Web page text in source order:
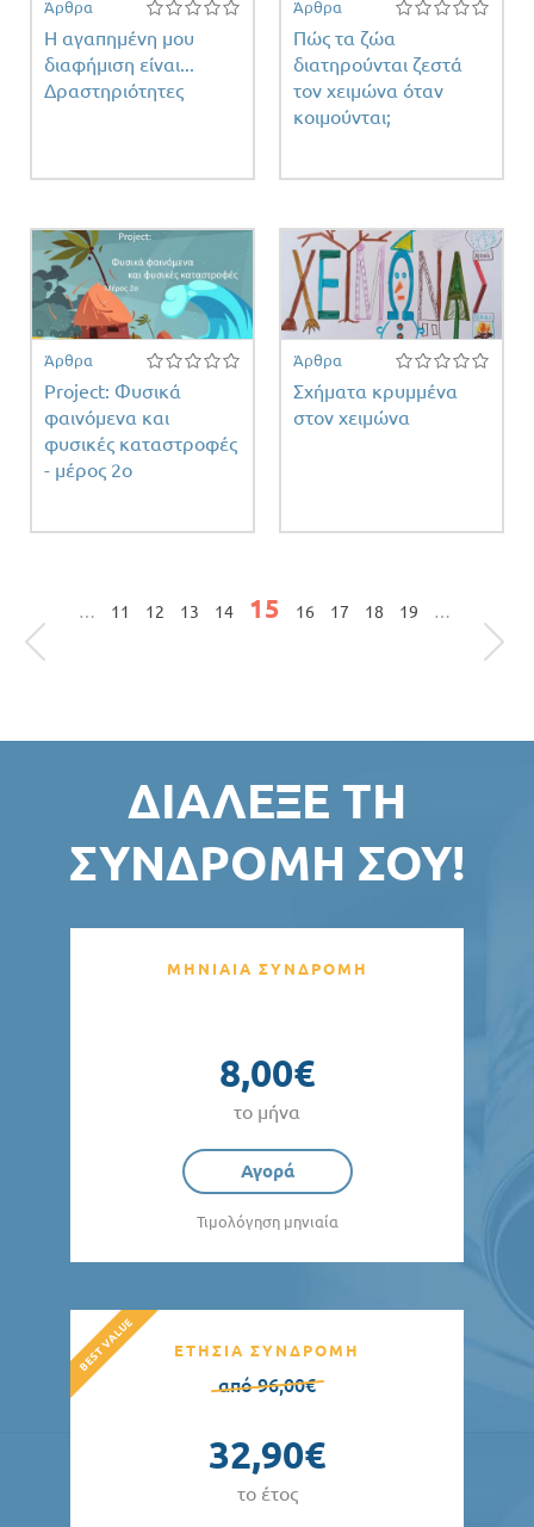
Άρθρα
Η αγαπημένη μου
διαφήμιση είναι...
Δραστηριότητες
Άρθρα
Πώς τα ζώα
διατηρούνται ζεστά
τον χειμώνα όταν
κοιμούνται;
Άρθρα
Project: Φυσικά
φαινόμενα και
φυσικές καταστροφές
- μέρος 2ο
Άρθρα
Σχήματα κρυμμένα
στον χειμώνα
Σελίδες
… 11 12 13 14 15 16 17 18 19 …
ΔΙΆΛΕΞΕ ΤΗ
ΣΥΝΔΡΟΜΉ ΣΟΥ!
ΜΗΝΙΑΙΑ ΣΥΝΔΡΟΜΗ
8,00€
το μήνα
Αγορά
Τιμολόγηση μηνιαία
ΕΤΗΣΙΑ ΣΥΝΔΡΟΜΗ
από 96,00€
32,90€
το έτος